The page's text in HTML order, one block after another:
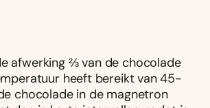
afwerking ⅔ van de chocolade
heeft bereikt van 45-
chocolade in de magnetron